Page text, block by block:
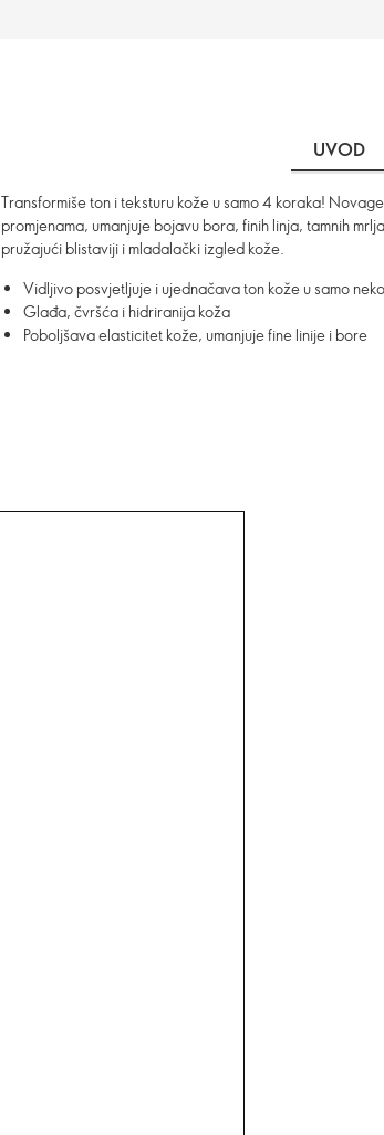
UVOD
Transformiše ton i teksturu kože u samo 4 koraka!
promjenama, umanjuje bojavu bora, finih linja, tamnih
pružajući blistaviji i mladalački izgled kože.
Vidljivo posvjetljuje i ujednačava ton kože u samo
Glađa, čvršća i hidriranija koža
Poboljšava elasticitet kože, umanjuje fine linije i bore